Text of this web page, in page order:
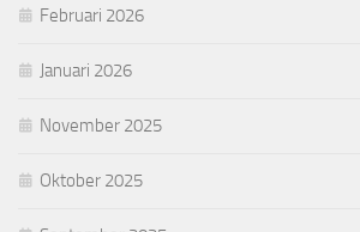
Februari 2026
Januari 2026
November 2025
Oktober 2025